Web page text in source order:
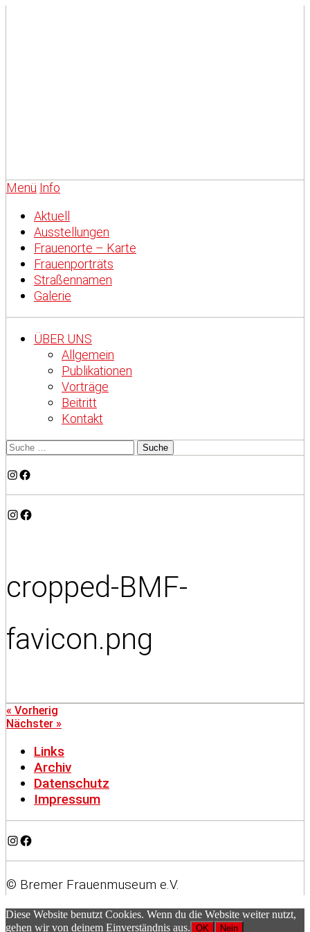
Menü Info
Aktuell
Ausstellungen
Frauenorte – Karte
Frauenporträts
Straßennamen
Galerie
ÜBER UNS
Allgemein
Publikationen
Vorträge
Beitritt
Kontakt
Instagram
Facebook
Instagram
Facebook
cropped-BMF-
favicon.png
« Vorherig
Nächster »
Links
Archiv
Datenschutz
Impressum
Instagram
Facebook
© Bremer Frauenmuseum e.V.
Diese Website benutzt Cookies. Wenn du die Website weiter nutzt,
gehen wir von deinem Einverständnis aus. OK Nein